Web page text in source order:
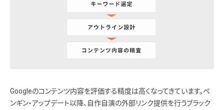
Googleのコンテンツ内容を評価する精度は高くなってきています。ペ
ンギン・アップデート以降、自作自演の外部リンク提供を行うブラック